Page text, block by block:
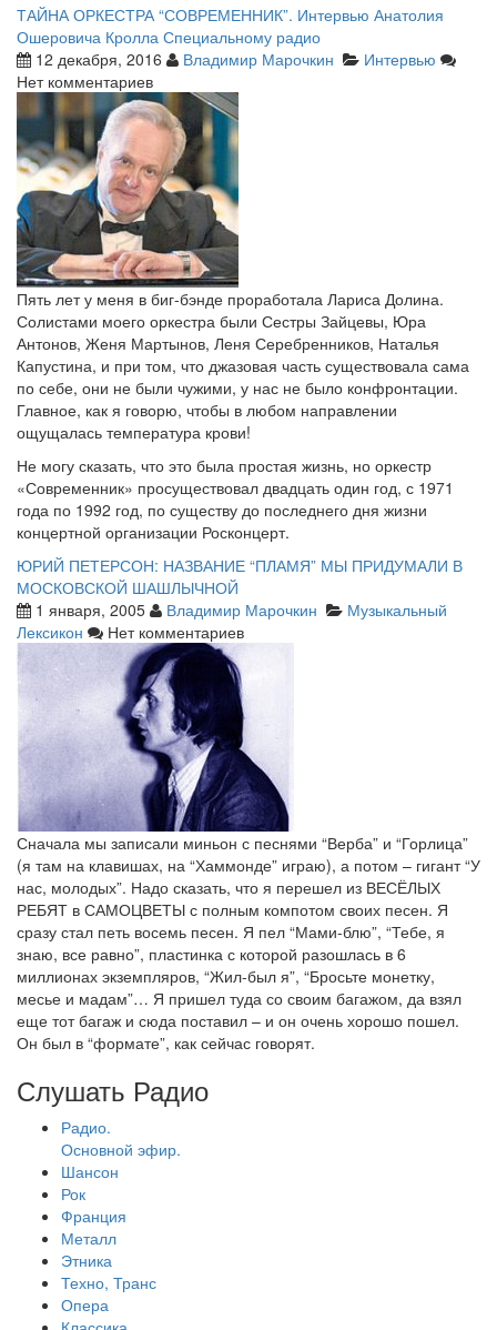
ТАЙНА ОРКЕСТРА “СОВРЕМЕННИК”. Интервью Анатолия
Ошеровича Кролла Специальному радио
12 декабря, 2016
Владимир Марочкин
Интервью
Нет комментариев
Пять лет у меня в биг-бэнде проработала Лариса Долина.
Солистами моего оркестра были Сестры Зайцевы, Юра
Антонов, Женя Мартынов, Леня Серебренников, Наталья
Капустина, и при том, что джазовая часть существовала сама
по себе, они не были чужими, у нас не было конфронтации.
Главное, как я говорю, чтобы в любом направлении
ощущалась температура крови!
Не могу сказать, что это была простая жизнь, но оркестр
«Современник» просуществовал двадцать один год, с 1971
года по 1992 год, по существу до последнего дня жизни
концертной организации Росконцерт.
ЮРИЙ ПЕТЕРСОН: НАЗВАНИЕ “ПЛАМЯ” МЫ ПРИДУМАЛИ В
МОСКОВСКОЙ ШАШЛЫЧНОЙ
1 января, 2005
Владимир Марочкин
Музыкальный
Лексикон
Нет комментариев
Сначала мы записали миньон с песнями “Верба” и “Горлица”
(я там на клавишах, на “Хаммонде” играю), а потом – гигант “У
нас, молодых”. Надо сказать, что я перешел из ВЕСЁЛЫХ
РЕБЯТ в САМОЦВЕТЫ с полным компотом своих песен. Я
сразу стал петь восемь песен. Я пел “Мами-блю”, “Тебе, я
знаю, все равно”, пластинка с которой разошлась в 6
миллионах экземпляров, “Жил-был я”, “Бросьте монетку,
месье и мадам”… Я пришел туда со своим багажом, да взял
еще тот багаж и сюда поставил – и он очень хорошо пошел.
Он был в “формате”, как сейчас говорят.
Слушать Радио
Радио.
Основной эфир.
Шансон
Рок
Франция
Металл
Этника
Техно, Транс
Опера